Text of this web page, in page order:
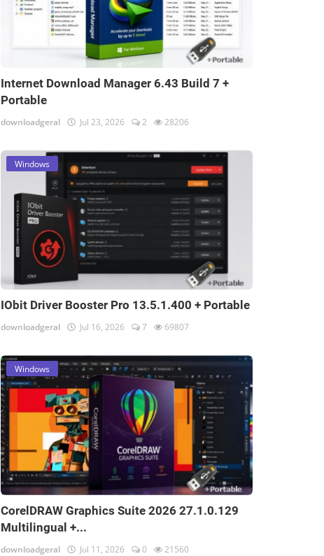
Internet Download Manager 6.43 Build 7 +
Portable
downloadgeral Jul 23, 2026 2 28206
Windows
IObit Driver Booster Pro 13.5.1.400 + Portable
downloadgeral Jul 16, 2026 7 69807
Windows
CorelDRAW Graphics Suite 2026 27.1.0.129
Multilingual +...
downloadgeral Jul 11, 2026 0 21560